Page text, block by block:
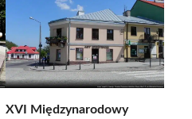
XVI Międzynarodowy